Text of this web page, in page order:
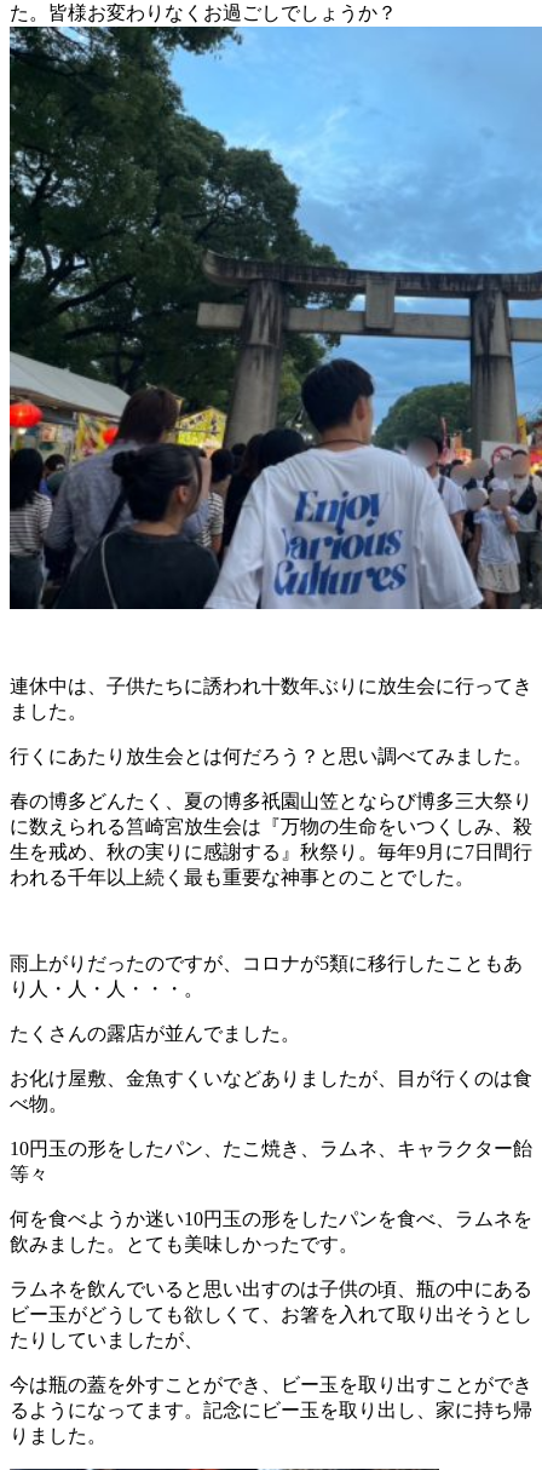
た。皆様お変わりなくお過ごしでしょうか？
連休中は、子供たちに誘われ十数年ぶりに放生会に行ってき
ました。
行くにあたり放生会とは何だろう？と思い調べてみました。
春の博多どんたく、夏の博多祇園山笠とならび博多三大祭り
に数えられる筥崎宮放生会は『万物の生命をいつくしみ、殺
生を戒め、秋の実りに感謝する』秋祭り。毎年9月に7日間行
われる千年以上続く最も重要な神事とのことでした。
雨上がりだったのですが、コロナが5類に移行したこともあ
り人・人・人・・・。
たくさんの露店が並んでました。
お化け屋敷、金魚すくいなどありましたが、目が行くのは食
べ物。
10円玉の形をしたパン、たこ焼き、ラムネ、キャラクター飴
等々
何を食べようか迷い10円玉の形をしたパンを食べ、ラムネを
飲みました。とても美味しかったです。
ラムネを飲んでいると思い出すのは子供の頃、瓶の中にある
ビー玉がどうしても欲しくて、お箸を入れて取り出そうとし
たりしていましたが、
今は瓶の蓋を外すことができ、ビー玉を取り出すことができ
るようになってます。記念にビー玉を取り出し、家に持ち帰
りました。